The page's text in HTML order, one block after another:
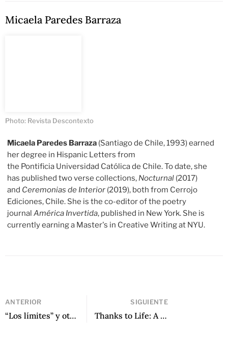
Micaela Paredes Barraza
Photo: Revista Descontexto
Micaela Paredes Barraza (Santiago de Chile, 1993) earned
her degree in Hispanic Letters from
the Pontificia Universidad Católica de Chile. To date, she
has published two verse collections, Nocturnal (2017)
and Ceremonias de Interior (2019), both from Cerrojo
Ediciones, Chile. She is the co-editor of the poetry
journalAmérica Invertida, published in New York. She is
currently earning a Master's in Creative Writing at NYU.
ANTERIOR
“Los límites” y otros poemas
SIGUIENTE
Thanks to Life: A Biography of Violeta Parra de Ericka Verba